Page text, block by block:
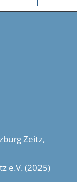
Zeitz,
e.V. (2025)